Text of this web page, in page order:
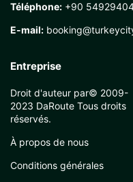
Téléphone: +90
E-mail:
Entreprise
Droit d'auteur par© 2009-
2023 DaRoute Tous droits
réservés.
À propos de nous
Conditions générales